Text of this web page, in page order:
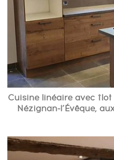
Cuisine linéaire avec
Nézignan-l’Évêque,